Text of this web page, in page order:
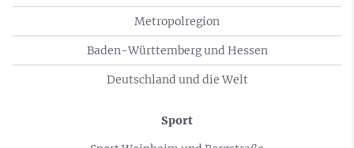
Metropolregion
Baden-Württemberg und Hessen
Deutschland und die Welt
Sport